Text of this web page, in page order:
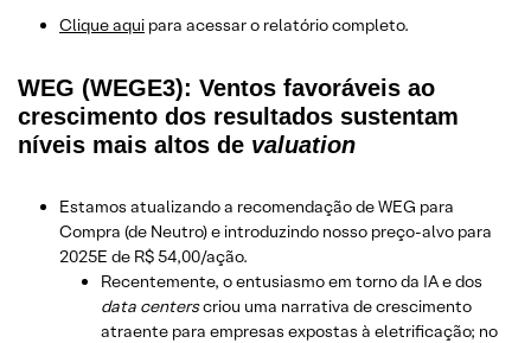
Clique aqui para acessar o relatório completo.
WEG (WEGE3): Ventos favoráveis ao
crescimento dos resultados sustentam
níveis mais altos de valuation
Estamos atualizando a recomendação de WEG para
Compra (de Neutro) e introduzindo nosso preço-alvo para
2025E de R$ 54,00/ação.
Recentemente, o entusiasmo em torno da IA e dos
data centerscriou uma narrativa de crescimento
atraente para empresas expostas à eletrificação; no